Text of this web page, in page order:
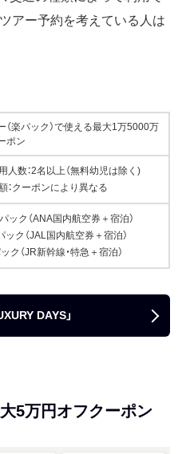
アー予約を考えている人は
（楽パック）で使える最大1万5000万
ポン
人数：2名以上（無料幼児は除く)
：クーポンにより異なる
ック（ANA国内航空券＋宿泊）
ック（JAL国内航空券＋宿泊）
ク（JR新幹線・特急＋宿泊）
DAYS」
5万円オフクーポン